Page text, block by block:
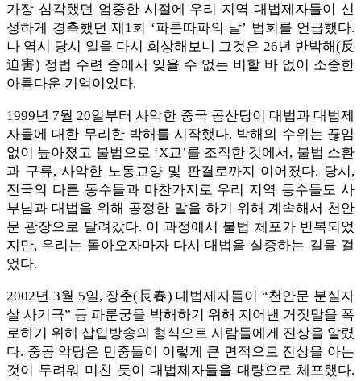
가장 심각했던 엄중한 시절에 우리 지역 대법제자들이 신
성하게 경축했던 제1회 ‘파룬따파의 날’ 법회를 언급했다.
나 역시 당시 일을 다시 회상해보니 그것은 26년 반박해(反
迫害) 정법 수련 중에서 잊을 수 없는 비할 바 없이 소중한
아름다운 기억이었다.
1999년 7월 20일부터 사악한 중국 공산당이 대법과 대법제
자들에 대한 무리한 박해를 시작했다. 박해의 수위는 끊임
없이 높아졌고 불법으로 ‘X교’를 조직한 것에서, 불법 소환
과 구류, 사악한 노동교양 및 판결로까지 이어졌다. 당시,
전국의 다른 동수들과 마찬가지로 우리 지역 동수들도 사
부님과 대법을 위해 공정한 말을 하기 위해 계속해서 천안
문 광장으로 달려갔다. 이 과정에서 불법 체포가 반복되었
지만, 우리는 돌아오자마자 다시 대법을 실증하는 길을 걸
었다.
2002년 3월 5일, 장춘(長春) 대법제자들이 “천안문 분실자
살 사기극” 등 파룬궁을 박해하기 위해 지어낸 거짓말을 폭
로하기 위해 삽입방송의 형식으로 사람들에게 진상을 알렸
다. 중공 악당은 민중들이 이렇게 큰 면적으로 진상을 아는
것이 두려워 미친 듯이 대법제자들을 대량으로 체포했다.